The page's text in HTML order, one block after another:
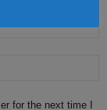
for the next time I